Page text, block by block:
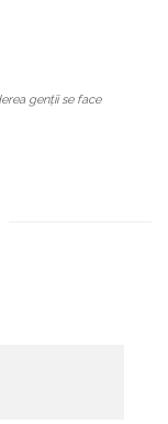
genții se face